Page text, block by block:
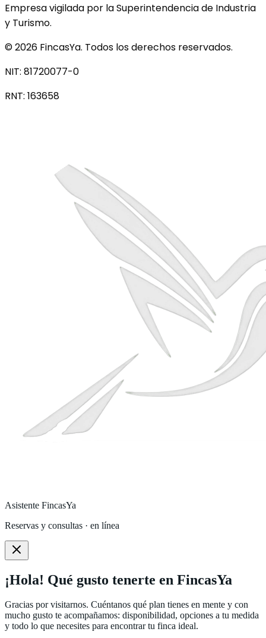
Empresa vigilada por la Superintendencia de Industria
y Turismo.
©2026 FincasYa. Todos los derechos reservados.
NIT: 81720077-0
RNT: 163658
Asistente FincasYa
Reservas y consultas · en línea
¡Hola! Qué gusto tenerte en FincasYa
Gracias por visitarnos. Cuéntanos qué plan tienes en mente y con
mucho gusto te acompañamos: disponibilidad, opciones a tu medida
y todo lo que necesites para encontrar tu finca ideal.